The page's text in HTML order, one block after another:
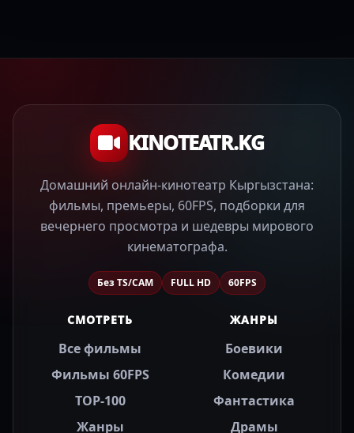
KINOTEATR.KG
Домашний онлайн-кинотеатр Кыргызстана:
фильмы, премьеры, 60FPS, подборки для
вечернего просмотра и шедевры мирового
кинематографа.
Без TS/CAM FULL HD 60FPS
СМОТРЕТЬ
Все фильмы
Фильмы 60FPS
TOP-100
Жанры
ЖАНРЫ
Боевики
Комедии
Фантастика
Драмы